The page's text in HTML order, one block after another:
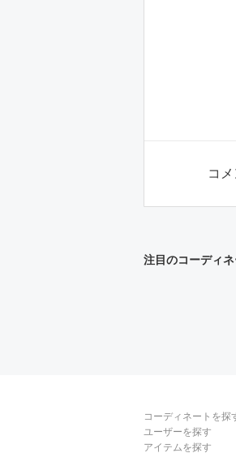
コ
注目のコーディネ
コーディネートを探
ユーザーを探す
アイテムを探す